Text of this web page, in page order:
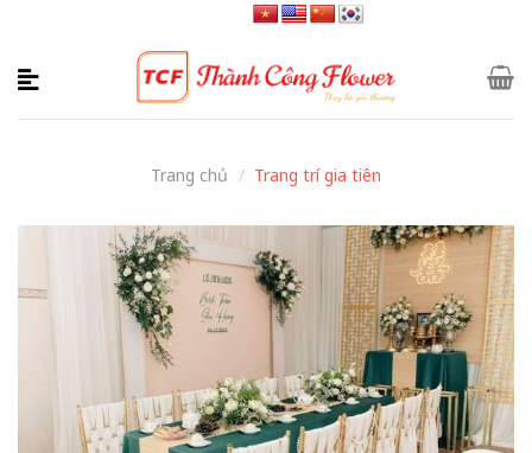
content
Trang chủ / Trang trí gia tiên